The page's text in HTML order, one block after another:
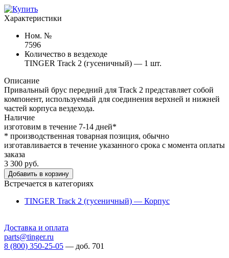
Характеристики
Ном. №
7596
Количество в вездеходе
TINGER Track 2 (гусеничный) — 1 шт.
Описание
Привальный брус передний для Track 2 представляет собой
компонент, используемый для соединения верхней и нижней
частей корпуса вездехода.
Наличие
изготовим в течение 7-14 дней*
* производственная товарная позиция, обычно
изготавливается в течение указанного срока с момента оплаты
заказа
3 300 руб.
Добавить в корзину
Встречается в категориях
TINGER Track 2 (гусеничный) — Корпус
Доставка и оплата
parts@tinger.ru
8 (800) 350-25-05 — доб. 701